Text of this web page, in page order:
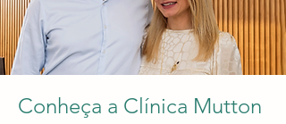
Conheça a Clínica Mutton